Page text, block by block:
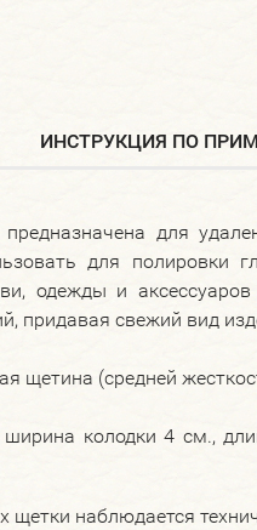
ИНСТРУКЦИЯ ПО
для
для полировки
одежды и
придавая свежий вид
щетина (средней
колодки 4 см.,
щетки наблюдается